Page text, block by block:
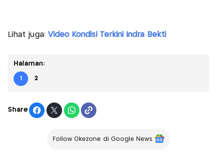
Lihat juga: Video Kondisi Terkini Indra Bekti
Halaman:
1 2
Share
Follow Okezone di Google News